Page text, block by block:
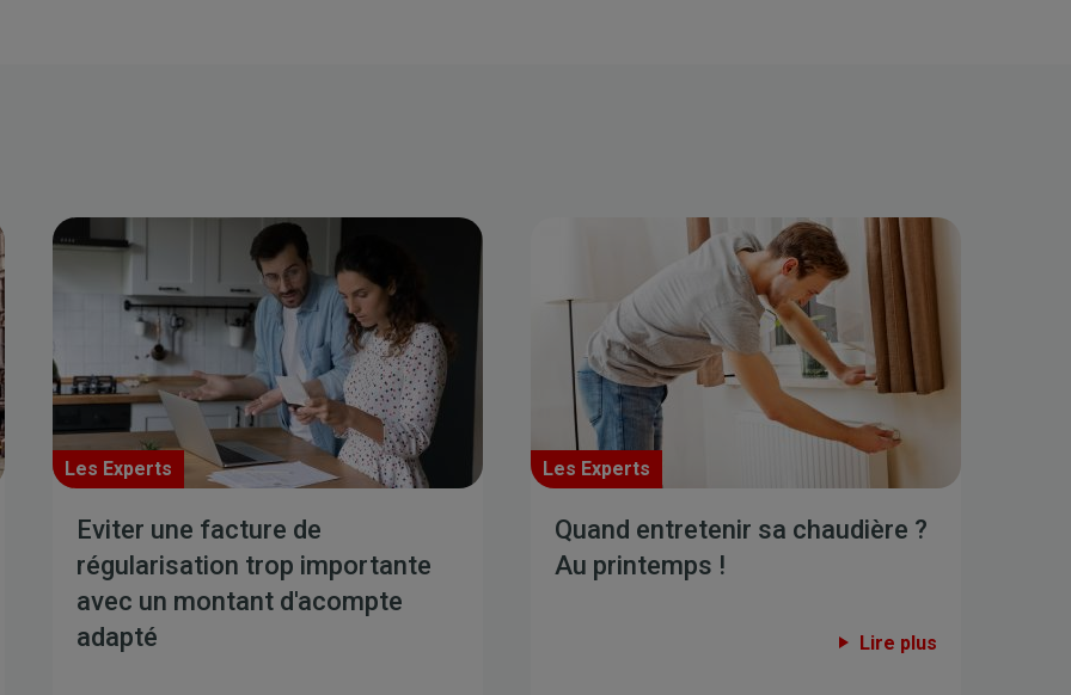
Les Experts
Eviter une facture de
régularisation trop importante
avec un montant d'acompte
adapté
Les Experts
Quand entretenir sa chaudière ?
Au printemps !
Lire plus